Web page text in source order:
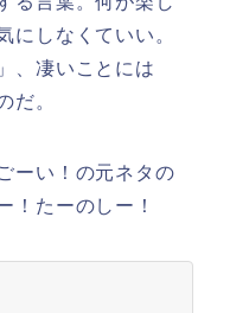
にしなくていい。
、凄いことには
だ。
ーい！の元ネタの
！たーのしー！